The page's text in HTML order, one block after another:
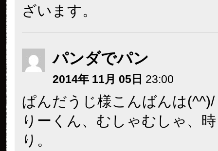
ざいます。
パンダでパン
2014年 11月 05日 23:00
ぱんだうじ様こんばんは(^^)/
りーくん、むしゃむしゃ、
り。